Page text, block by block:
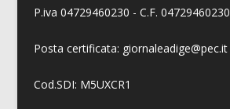
P.iva 04729460230 - C.F. 04729460230
Posta certificata: giornaleadige@pec.it
Cod.SDI: M5UXCR1